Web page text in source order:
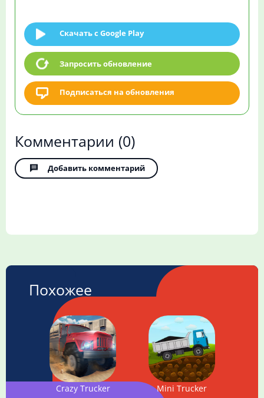
Скачать c Google Play
Запросить обновление
Подписаться на обновления
Комментарии (0)
Добавить комментарий
Похожее
Crazy Trucker Mini Trucker